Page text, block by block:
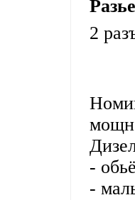
2
-
-